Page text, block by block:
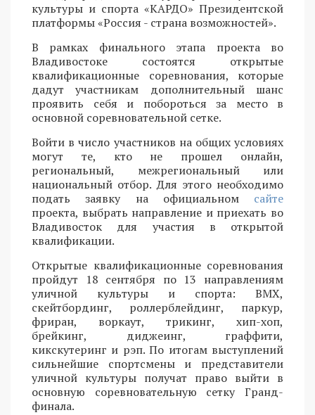
культуры и спорта «КАРДО» Президентской
платформы «Россия - страна возможностей».
В рамках финального этапа проекта во
Владивостоке состоятся открытые
квалификационные соревнования, которые
дадут участникам дополнительный шанс
проявить себя и побороться за место в
основной соревновательной сетке.
Войти в число участников на общих условиях
могут те, кто не прошел онлайн,
региональный, межрегиональный или
национальный отбор. Для этого необходимо
подать заявку на официальном сайте
проекта, выбрать направление и приехать во
Владивосток для участия в открытой
квалификации.
Открытые квалификационные соревнования
пройдут 18 сентября по 13 направлениям
уличной культуры и спорта: BMX,
скейтбординг, роллерблейдинг, паркур,
фриран, воркаут, трикинг, хип-хоп,
брейкинг, диджеинг, граффити,
кикскутеринг и рэп. По итогам выступлений
сильнейшие спортсмены и представители
уличной культуры получат право выйти в
основную соревновательную сетку Гранд-
финала.